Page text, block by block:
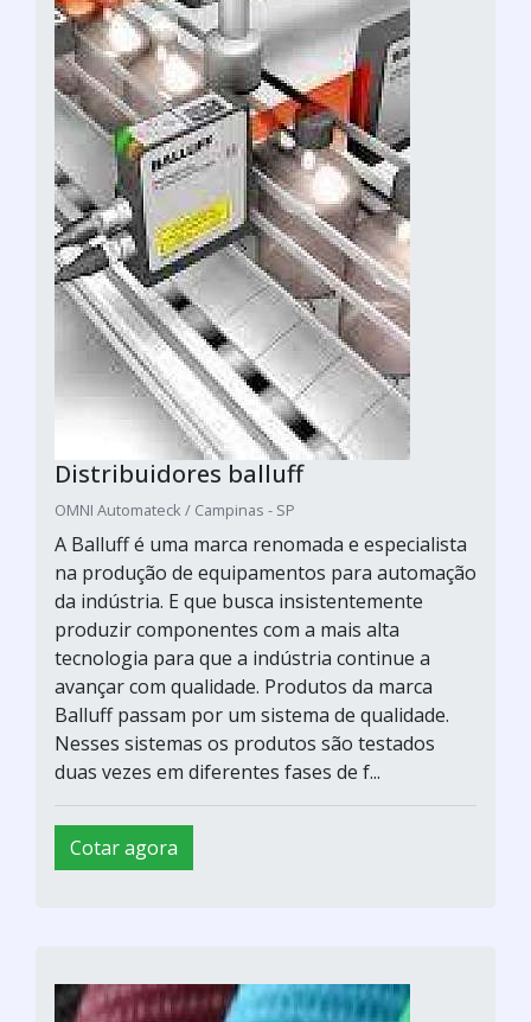
Distribuidores balluff
OMNI Automateck / Campinas - SP
A Balluff é uma marca renomada e especialista
na produção de equipamentos para automação
da indústria. E que busca insistentemente
produzir componentes com a mais alta
tecnologia para que a indústria continue a
avançar com qualidade. Produtos da marca
Balluff passam por um sistema de qualidade.
Nesses sistemas os produtos são testados
duas vezes em diferentes fases de f...
Cotar agora